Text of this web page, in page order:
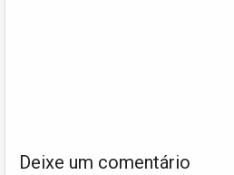
Deixe um comentário